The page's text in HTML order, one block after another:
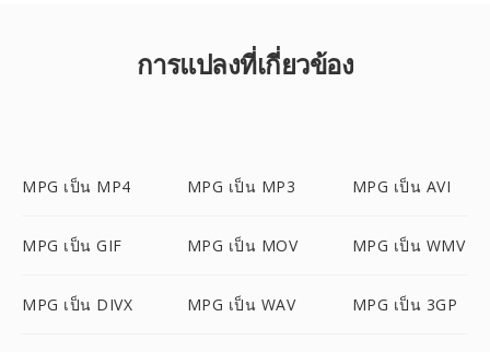
การแปลงที่เกี่ยวข้อง
MPG เป็น MP4 MPG เป็น MP3 MPG เป็น AVI
MPG เป็น GIF MPG เป็น MOV MPG เป็น WMV
MPG เป็น DIVX MPG เป็น WAV MPG เป็น 3GP